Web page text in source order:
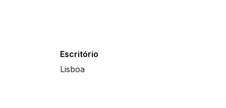
Escritório
Lisboa